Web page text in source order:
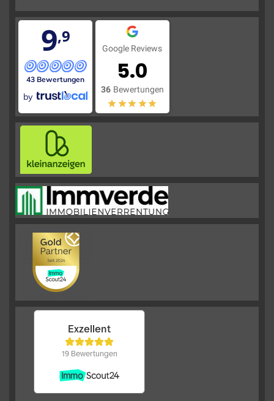
9,9
43 Bewertungen
by
Google Reviews
5.0
36 Bewertungen